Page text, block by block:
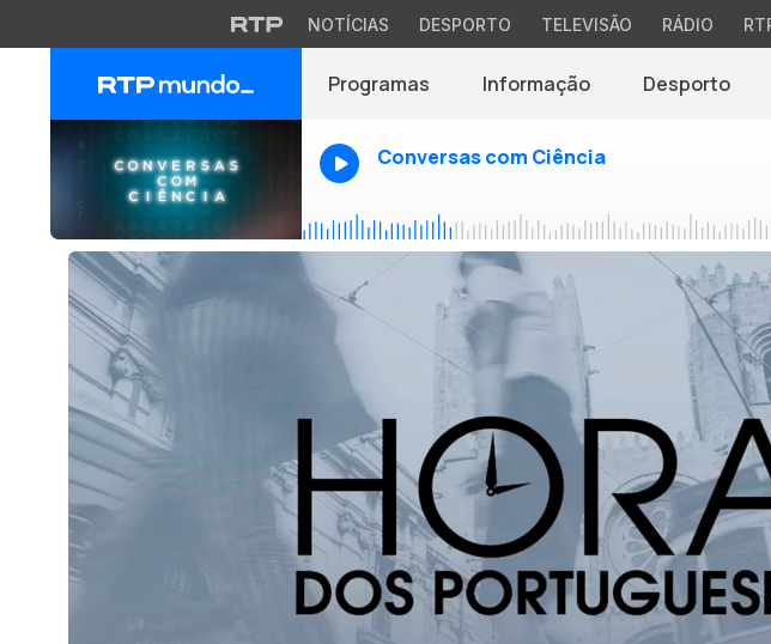
NOTÍCIAS DESPORTO TELEVISÃO RÁDIO
Programas Informação Desporto
Conversas com Ciência